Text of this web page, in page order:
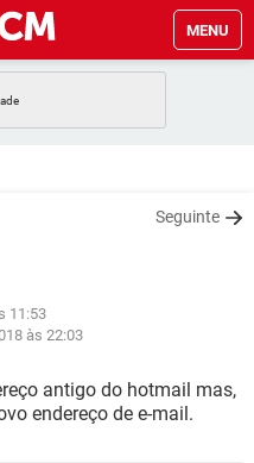
MENU
GMAIL
EXCEL
WHATSAPP
EXCEL
WHATSAPP
FACEBOOK
Seguinte
11:53
às 22:03
antigo do hotmail mas,
endereço de e-mail.